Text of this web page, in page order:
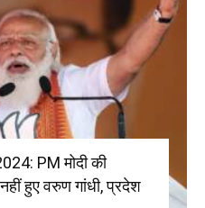
PM मोदी की
हुए वरुण गांधी, प्रदेश